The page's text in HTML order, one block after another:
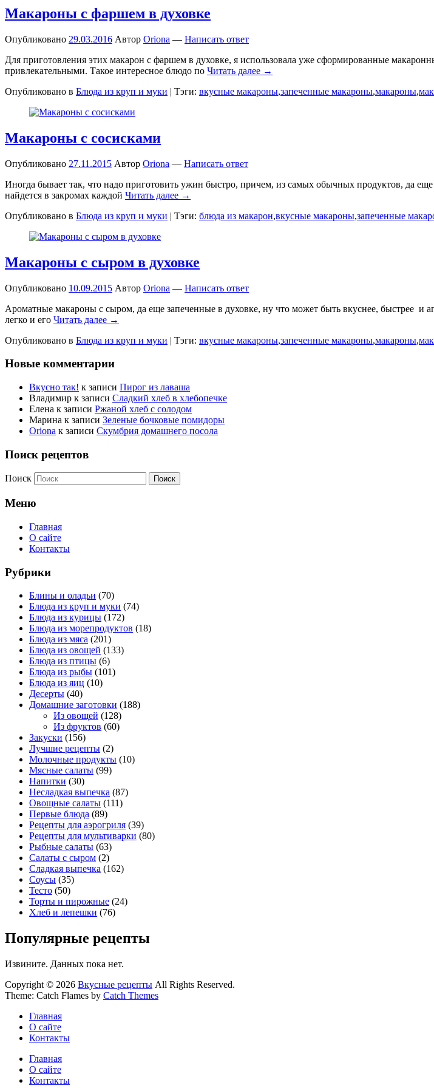
Макароны с фаршем в духовке
Опубликовано 29.03.2016 Автор Oriona — Написать ответ
Для приготовления этих макарон с фаршем в духовке, я использовала уже сформированные
привлекательными. Такое интересное блюдо по Читать далее →
Опубликовано в Блюда из круп и муки | Тэги: вкусные макароны,запеченные макароны,макароны,
Макароны с сосисками
Опубликовано 27.11.2015 Автор Oriona — Написать ответ
Иногда бывает так, что надо приготовить ужин быстро, причем, из самых обычных продуктов, да
найдется в закромах каждой Читать далее →
Опубликовано в Блюда из круп и муки | Тэги: блюда из макарон,вкусные макароны,запеченные
Макароны с сыром в духовке
Опубликовано 10.09.2015 Автор Oriona — Написать ответ
Ароматные макароны с сыром, да еще запеченные в духовке, ну что может быть вкуснее, быстрее и
легко и его Читать далее →
Опубликовано в Блюда из круп и муки | Тэги: вкусные макароны,запеченные макароны,макароны,
Новые комментарии
Вкусно так! к записи Пирог из лаваша
Владимир к записи Сладкий хлеб в хлебопечке
Елена к записи Ржаной хлеб с солодом
Марина к записи Зеленые бочковые помидоры
Oriona к записи Скумбрия домашнего посола
Поиск рецептов
Поиск
Меню
Главная
О сайте
Контакты
Рубрики
Блины и оладьи (70)
Блюда из круп и муки (74)
Блюда из курицы (172)
Блюда из морепродуктов (18)
Блюда из мяса (201)
Блюда из овощей (133)
Блюда из птицы (6)
Блюда из рыбы (101)
Блюда из яиц (10)
Десерты (40)
Домашние заготовки (188)
Из овощей (128)
Из фруктов (60)
Закуски (156)
Лучшие рецепты (2)
Молочные продукты (10)
Мясные салаты (99)
Напитки (30)
Несладкая выпечка (87)
Овощные салаты (111)
Первые блюда (89)
Рецепты для аэрогриля (39)
Рецепты для мультиварки (80)
Рыбные салаты (63)
Салаты с сыром (2)
Сладкая выпечка (162)
Соусы (35)
Тесто (50)
Торты и пирожные (24)
Хлеб и лепешки (76)
Популярные рецепты
Извините. Данных пока нет.
Copyright © 2026 Вкусные рецепты All Rights Reserved.
Theme: Catch Flames by Catch Themes
Главная
О сайте
Контакты
Главная
О сайте
Контакты